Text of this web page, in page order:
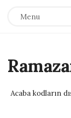
Menu
Acaba kodların